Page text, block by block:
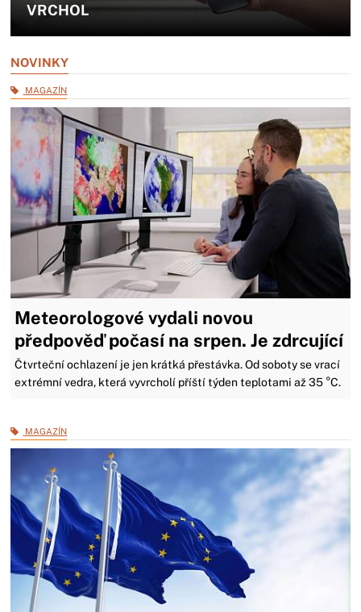
VRCHOL
NOVINKY
MAGAZÍN
Meteorologové vydali novou
předpověď počasí na srpen. Je zdrcující
Čtvrteční ochlazení je jen krátká přestávka. Od soboty se vrací
extrémní vedra, která vyvrcholí příští týden teplotami až 35 °C.
MAGAZÍN